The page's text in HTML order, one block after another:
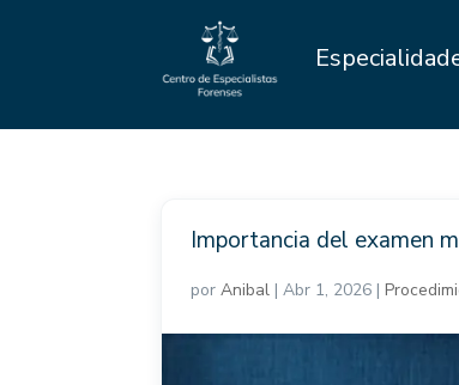
Importancia del examen
porAnibal |Abr 1, 2026 |